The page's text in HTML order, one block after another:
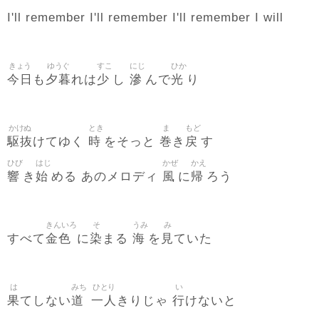
I'll remember I'll remember I'll remember I will
今日
きょう
も 夕暮
ゆうぐ
れは少
すこ
し 滲
にじ
んで光
ひか
り
駆抜
かけぬ
けてゆく 時
とき
をそっと 巻
ま
き 戻
もど
す
響
ひび
き 始
はじ
める あのメロディ 風
かぜ
に帰
かえ
ろう
すべて金色
きんいろ
に染
そ
まる 海
うみ
を 見
み
ていた
果
は
てしない道
みち
一人
ひとり
きりじゃ 行
い
けないと